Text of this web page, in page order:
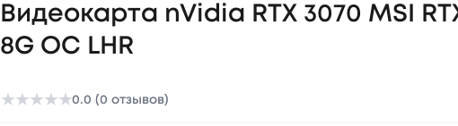
Видеокарта nVidia RTX 3070 MSI
8G OC LHR
★★★★★0.0 (0 отзывов)